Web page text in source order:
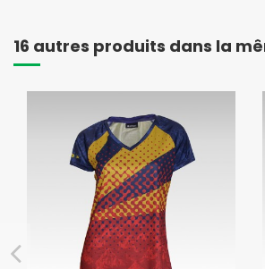
16 autres produits dans la